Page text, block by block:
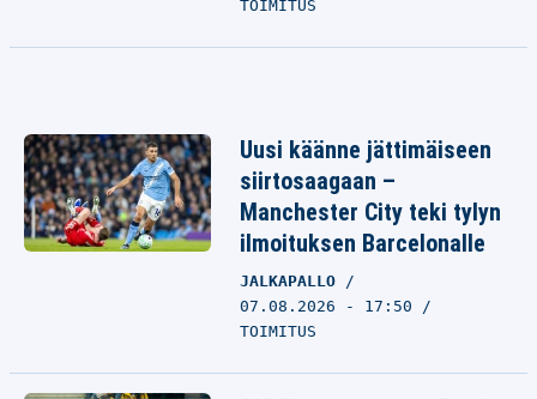
TOIMITUS
Uusi käänne jättimäiseen
siirtosaagaan –
Manchester City teki tylyn
ilmoituksen Barcelonalle
JALKAPALLO
07.08.2026 - 17:50
TOIMITUS